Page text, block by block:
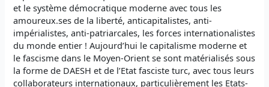
et le système démocratique moderne avec tous les
amoureux.ses de la liberté, anticapitalistes, anti-
impérialistes, anti-patriarcales, les forces internationalistes
du monde entier ! Aujourd’hui le capitalisme moderne et
le fascisme dans le Moyen-Orient se sont matérialisés sous
la forme de DAESH et de l’Etat fasciste turc, avec tous leurs
collaborateurs internationaux, particulièrement les Etats-